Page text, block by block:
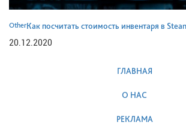
OtherКак посчитать стоимость инвентаря в
20.12.2020
ГЛАВНАЯ
О НАС
РЕКЛАМА